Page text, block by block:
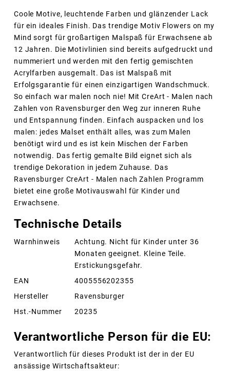
Coole Motive, leuchtende Farben und glänzender Lack
für ein ideales Finish. Das trendige Motiv Flowers on my
Mind sorgt für großartigen Malspaß für Erwachsene ab
12 Jahren. Die Motivlinien sind bereits aufgedruckt und
nummeriert und werden mit den fertig gemischten
Acrylfarben ausgemalt. Das ist Malspaß mit
Erfolgsgarantie für einen einzigartigen Wandschmuck.
So einfach war malen noch nie! Mit CreArt - Malen nach
Zahlen von Ravensburger den Weg zur inneren Ruhe
und Entspannung finden. Einfach auspacken und los
malen: jedes Malset enthält alles, was zum Malen
benötigt wird und es ist kein Mischen der Farben
notwendig. Das fertig gemalte Bild eignet sich als
trendige Dekoration in jedem Zuhause. Das
Ravensburger CreArt - Malen nach Zahlen Programm
bietet eine große Motivauswahl für Kinder und
Erwachsene.
Technische Details
Warnhinweis
Achtung. Nicht für Kinder unter 36
Monaten geeignet. Kleine Teile.
Erstickungsgefahr.
EAN
4005556202355
Hersteller
Ravensburger
Hst.-Nummer
20235
Verantwortliche Person für die EU:
Verantwortlich für dieses Produkt ist der in der EU
ansässige Wirtschaftsakteur: